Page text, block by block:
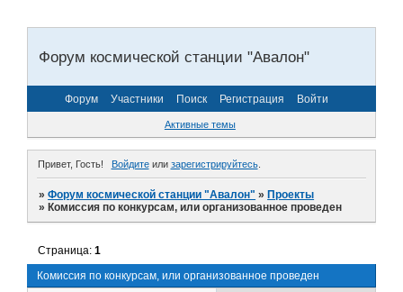
Форум космической станции "Авалон"
Форум Участники Поиск Регистрация Войти
Активные темы
Привет, Гость! Войдитеили зарегистрируйтесь.
»Форум космической станции "Авалон" »Проекты
»Комиссия по конкурсам, или организованное проведен
Комиссия по конкурсам, или организованное проведен
Страница:1